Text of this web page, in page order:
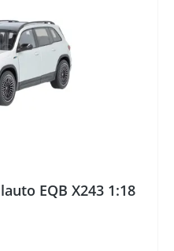
EQB X243 1:18